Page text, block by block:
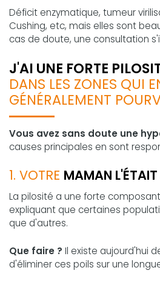
Déficit enzymatique, tumeur
Cushing, etc, mais elles sont
cas de doute, une consultation
J'AI UNE FORTE
DANS LES ZONES QUI
GÉNÉRALEMENT
Vous avez sans doute une
causes principales en sont
1. VOTRE MAMAN
La pilosité a une forte
expliquant que certaines
que d'autres.
Que faire ? Il existe aujourd'hui
d'éliminer ces poils sur une